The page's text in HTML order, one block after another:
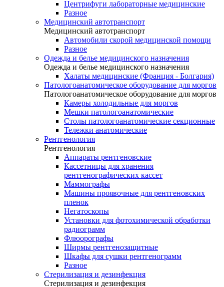
Центрифуги лабораторные медицинские
Разное
Медицинский автотранспорт
Медицинский автотранспорт
Автомобили скорой медицинской помощи
Разное
Одежда и белье медицинского назначения
Одежда и белье медицинского назначения
Халаты медицинские (Франция - Болгария)
Патологоанатомическое оборудование для моргов
Патологоанатомическое оборудование для моргов
Камеры холодильные для моргов
Мешки патологоанатомические
Столы патологоанатомические секционные
Тележки анатомические
Рентгенология
Рентгенология
Аппараты рентгеновские
Кассетницы для хранения
рентгенографических кассет
Маммографы
Машины проявочные для рентгеновских
пленок
Негатоскопы
Установки для фотохимической обработки
радиограмм
Флюорографы
Ширмы рентгенозащитные
Шкафы для сушки рентгенограмм
Разное
Стерилизация и дезинфекция
Стерилизация и дезинфекция